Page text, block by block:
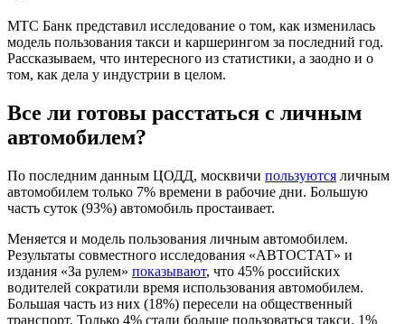
МТС Банк представил исследование о том, как изменилась
модель пользования такси и каршерингом за последний год.
Рассказываем, что интересного из статистики, а заодно и о
том, как дела у индустрии в целом.
Все ли готовы расстаться с личным
автомобилем?
По последним данным ЦОДД, москвичи пользуются личным
автомобилем только 7% времени в рабочие дни. Большую
часть суток (93%) автомобиль простаивает.
Меняется и модель пользования личным автомобилем.
Результаты совместного исследования «АВТОСТАТ» и
издания «За рулем» показывают, что 45% российских
водителей сократили время использования автомобилем.
Большая часть из них (18%) пересели на общественный
транспорт. Только 4% стали больше пользоваться такси. 1%